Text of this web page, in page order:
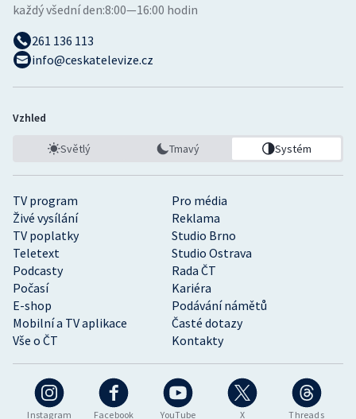
Instagram Facebook YouTube X Threads
TV program
Pro média
Živé vysílání
Reklama
TV poplatky
Studio Brno
Teletext
Studio Ostrava
Podcasty
Rada ČT
Počasí
Kariéra
E-shop
Podávání námětů
Mobilní a TV aplikace
Časté dotazy
Vše o ČT
Kontakty
každý všední den:8:00—16:00 hodin
261 136 113
info@ceskatelevize.cz
Vzhled
Světlý Tmavý Systém